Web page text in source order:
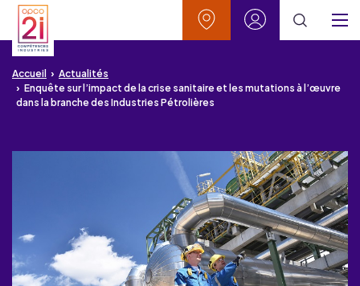
Aller au contenu
Aller à la recherche
Aller au menu
Aller au pied de page
Accueil
Actualités
Enquête sur l’impact de la crise sanitaire et les mutations à l’œuvre
dans la branche des Industries Pétrolières